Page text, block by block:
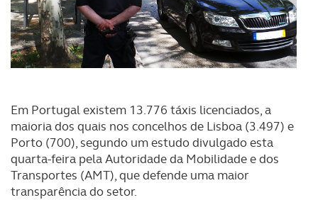
Em Portugal existem 13.776 táxis licenciados, a
maioria dos quais nos concelhos de Lisboa (3.497) e
Porto (700), segundo um estudo divulgado esta
quarta-feira pela Autoridade da Mobilidade e dos
Transportes (AMT), que defende uma maior
transparência do setor.